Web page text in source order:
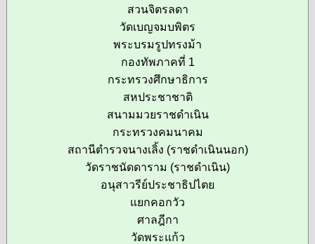
สวนจิตรลดา
วัดเบญจมบพิตร
พระบรมรูปทรงม้า
กองทัพภาคที่ 1
กระทรวงศึกษาธิการ
สหประชาชาติ
สนามมวยราชดำเนิน
กระทรวงคมนาคม
สถานีตำรวจนางเลิ้ง (ราชดำเนินนอก)
วัดราชนัดดาราม (ราชดำเนิน)
อนุสาวรีย์ประชาธิปไตย
แยกคอกวัว
ศาลฎีกา
วัดพระแก้ว